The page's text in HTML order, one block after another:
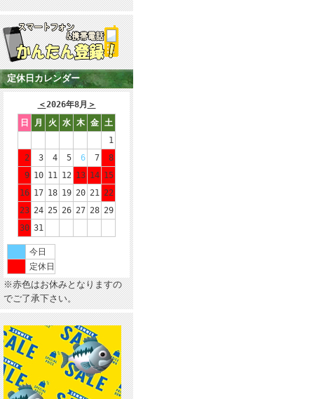
定休日カレンダー
＜2026年8月 ＞
日
月 火 水 木 金
土
1
2
3 4 5 6 7
8
9 10 11 12 13 14 15
16 17 18 19 20 21 22
23 24 25 26 27 28 29
30 31
今日
定休日
※赤色はお休みとなりますの
でご了承下さい。